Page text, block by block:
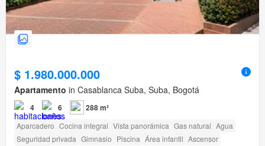
$ 1.980.000.000
Apartamento in Casablanca Suba, Suba, Bogotá
4 6 288 m²
Aparcadero Cocina integral Vista panorámica Gas natural Agua
Seguridad privada Gimnasio Piscina Área infantil Ascensor